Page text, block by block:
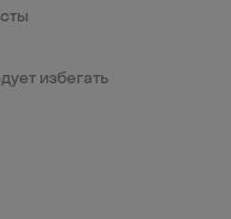
избегать